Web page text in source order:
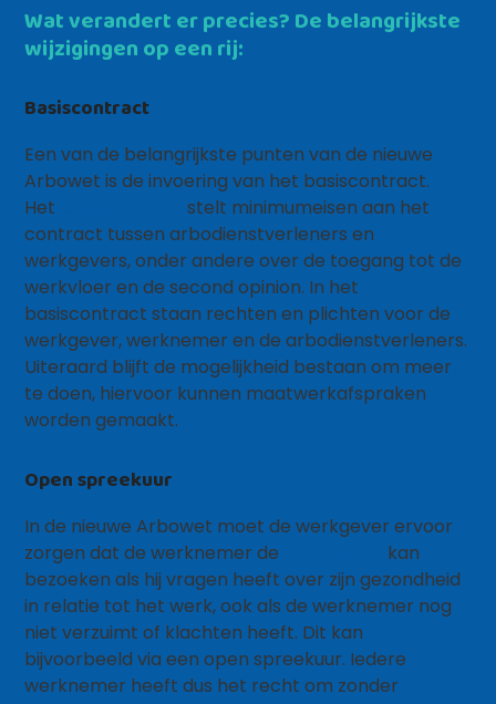
Wat verandert er precies? De belangrijkste
wijzigingen op een rij:
Basiscontract
Een van de belangrijkste punten van de nieuwe
Arbowet is de invoering van het basiscontract.
Het
stelt minimumeisen aan het
contract tussen arbodienstverleners en
werkgevers, onder andere over de toegang tot de
werkvloer en de second opinion. In het
basiscontract staan rechten en plichten voor de
werkgever, werknemer en de arbodienstverleners.
Uiteraard blijft de mogelijkheid bestaan om meer
te doen, hiervoor kunnen maatwerkafspraken
worden gemaakt.
Open spreekuur
In de nieuwe Arbowet moet de werkgever ervoor
zorgen dat de werknemer de
kan
bezoeken als hij vragen heeft over zijn gezondheid
in relatie tot het werk, ook als de werknemer nog
niet verzuimt of klachten heeft. Dit kan
bijvoorbeeld via een open spreekuur. Iedere
werknemer heeft dus het recht om zonder